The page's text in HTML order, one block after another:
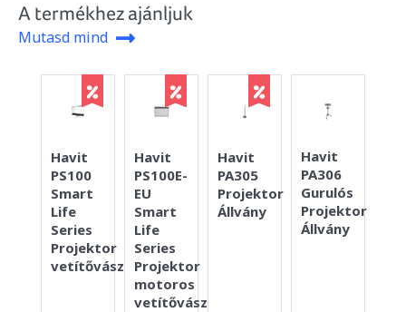
A termékhez ajánljuk
Mutasd mind
Havit
PS100
Smart
Life
Series
Projektor
vetítővászon
Havit
PS100E-
EU
Smart
Life
Series
Projektor
motoros
vetítővászon
Havit
PA305
Projektor
Állvány
Havit
PA306
Gurulós
Projektor
Állvány